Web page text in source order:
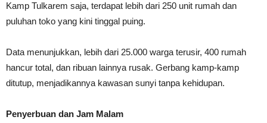
Kamp Tulkarem saja, terdapat lebih dari 250 unit rumah dan
puluhan toko yang kini tinggal puing.
Data menunjukkan, lebih dari 25.000 warga terusir, 400 rumah
hancur total, dan ribuan lainnya rusak. Gerbang kamp-kamp
ditutup, menjadikannya kawasan sunyi tanpa kehidupan.
Penyerbuan dan Jam Malam